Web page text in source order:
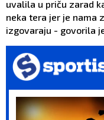
uvalila u priču zarad
neka tera jer je nama
izgovaraju - govorila